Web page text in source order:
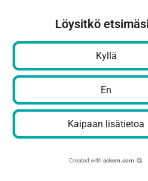
Löysitkö
Kyllä
En
Kaipaan lisätietoa
Created with askem.com